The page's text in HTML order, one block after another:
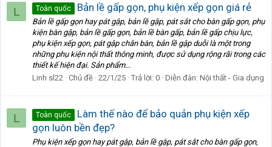
L Toàn quốc Bản lề gấp gọn, phụ kiện xếp gọn giá rẻ
Bản lề gấp gọn hay pát gập, bản lề gập, pát sắt cho bàn gấp gọn, phụ
kiện bàn gập, bản lề gấp gọn, bản lề bàn gấp, bản lề gấp chịu lực,
phụ kiện xếp gọn, pát gập chân bàn, bản lề gập duỗi là một trong
những phụ kiện nội thất thông minh, được sử dụng rộng rãi trong các
thiết kế hiện đại. Sản phẩm...
Linh sl22 Chủ đề 22/1/25 Trả lời: 0 Diễn đàn: Nội thất - Gia dụng
L Toàn quốc
Làm thế nào để bảo quản phụ kiện xếp
gọn luôn bền đẹp?
Phụ kiện xếp gọn hay pát gập, bản lề gập, pát sắt cho bàn gấp gọn,